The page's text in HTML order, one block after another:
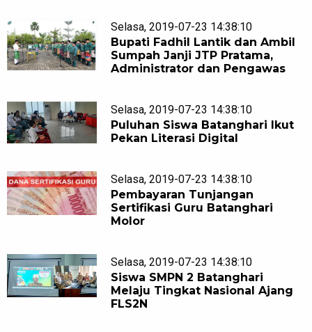
Selasa, 2019-07-23 14:38:10
Bupati Fadhil Lantik dan Ambil
Sumpah Janji JTP Pratama,
Administrator dan Pengawas
Selasa, 2019-07-23 14:38:10
Puluhan Siswa Batanghari Ikut
Pekan Literasi Digital
Selasa, 2019-07-23 14:38:10
Pembayaran Tunjangan
Sertifikasi Guru Batanghari
Molor
Selasa, 2019-07-23 14:38:10
Siswa SMPN 2 Batanghari
Melaju Tingkat Nasional Ajang
FLS2N